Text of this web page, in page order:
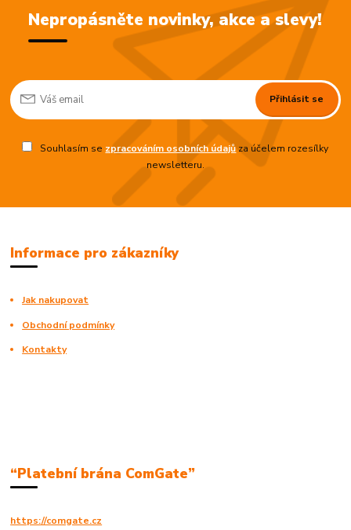
Nepropásněte novinky, akce a slevy!
Přihlásit se
Souhlasím se zpracováním osobních údajůza účelem rozesílky
newsletteru.
Informace pro zákazníky
Jak nakupovat
Obchodní podmínky
Kontakty
“Platební brána ComGate”
https://comgate.cz